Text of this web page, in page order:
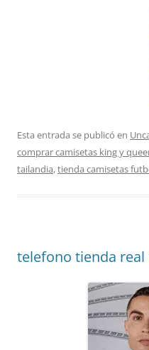
Esta entrada se publicó en
comprar camisetas king y
tailandia,tienda camisetas
telefono tienda